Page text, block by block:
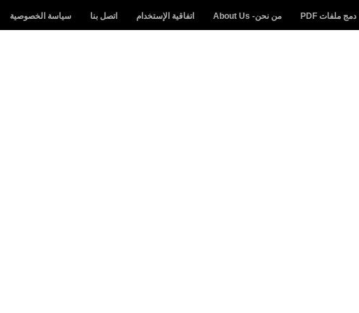
دمج ملفات PDF من نحن- About Us اتفاقية الإستخدام اتصل بنا سياسة الخصوصية